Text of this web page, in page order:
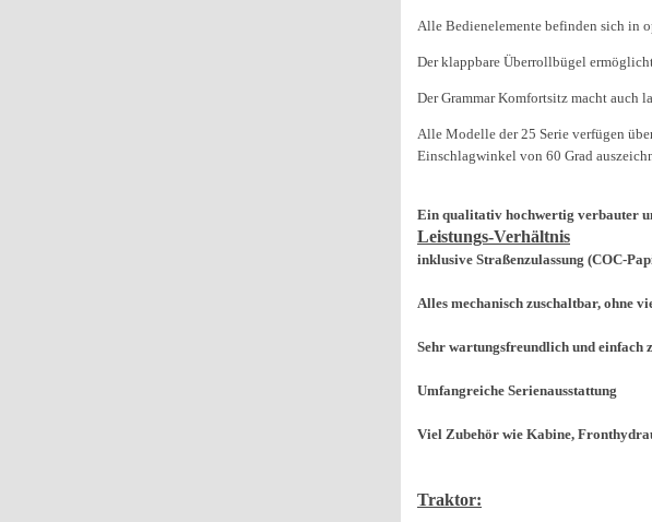
Alle Bedienelemente befinden sich in
Der klappbare Überrollbügel
Der Grammar Komfortsitz macht auch
Alle Modelle der 25 Serie verfügen
Einschlagwinkel von 60 Grad
Ein qualitativ hochwertig verbauter
Leistungs-Verhältnis
inklusive Straßenzulassung (COC-
Alles mechanisch zuschaltbar, ohne
Sehr wartungsfreundlich und einfach
Umfangreiche Serienausstattung
Viel Zubehör wie Kabine,
Traktor: